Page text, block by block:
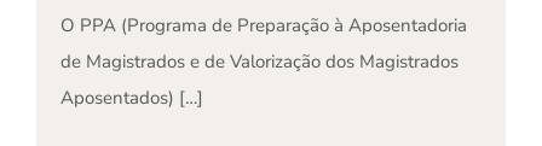
O PPA (Programa de Preparação à Aposentadoria
de Magistrados e de Valorização dos Magistrados
Aposentados) […]